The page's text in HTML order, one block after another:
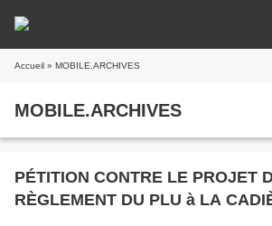
Accueil » MOBILE.ARCHIVES
MOBILE.ARCHIVES
PÉTITION CONTRE LE PROJET
RÈGLEMENT DU PLU à LA